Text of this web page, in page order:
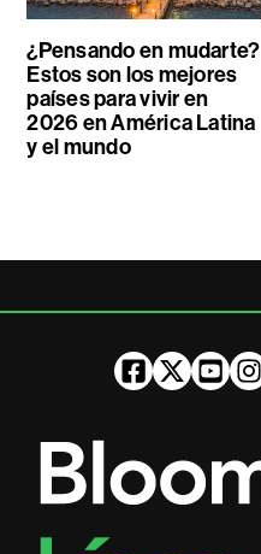
¿Pensando en mudarte?
Estos son los mejores
países para vivir en
2026 en América Latina
y el mundo